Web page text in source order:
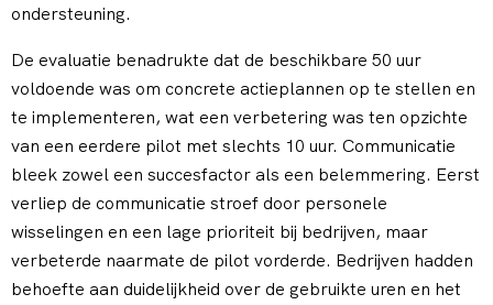
ondersteuning.
De evaluatie benadrukte dat de beschikbare 50 uur
voldoende was om concrete actieplannen op te stellen en
te implementeren, wat een verbetering was ten opzichte
van een eerdere pilot met slechts 10 uur. Communicatie
bleek zowel een succesfactor als een belemmering. Eerst
verliep de communicatie stroef door personele
wisselingen en een lage prioriteit bij bedrijven, maar
verbeterde naarmate de pilot vorderde. Bedrijven hadden
behoefte aan duidelijkheid over de gebruikte uren en het